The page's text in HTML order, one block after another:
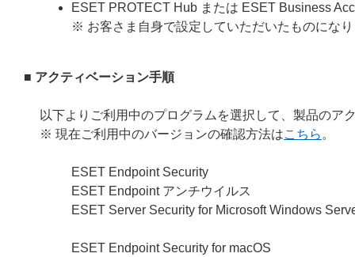
ESET PROTECT Hub または ESET Business
※ お客さま自身で設定していただいたものにな
■ アクティベーション手順
以下よりご利用中のプログラムを選択して、製品のア
※ 現在ご利用中のバージョンの確認方法はこちら 。
ESET Endpoint Security
ESET Endpoint アンチウイルス
ESET Server Security for Microsoft Windows
ESET Endpoint Security for macOS